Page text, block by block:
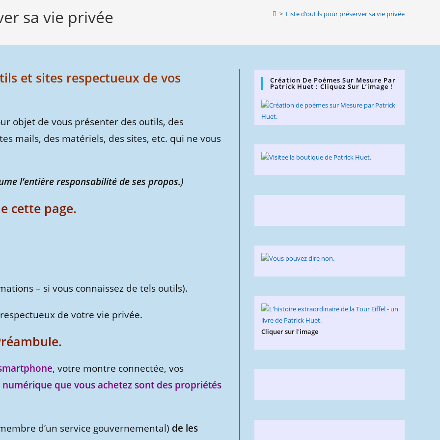
search
sa vie privée > Liste d’outils pour préserver sa vie privée
et sites respectueux de vos
objet de vous présenter des outils, des
mails, des matériels, des sites, etc. qui ne vous
l’entière responsabilité de ses propos.)
cette page.
– si vous connaissez de tels outils).
de votre vie privée.
, votre montre connectée, vos
que vous achetez sont des propriétés
d’un service gouvernemental) de les
Création De Poèmes Sur Mesure Par
Patrick Huet : Cliquez Sur L’image !
Cliquer sur l'image